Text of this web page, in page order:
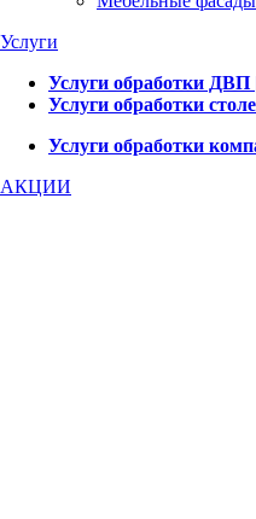
Услуги
Услуги обработки
Услуги обработки
Услуги обработки
АКЦИИ